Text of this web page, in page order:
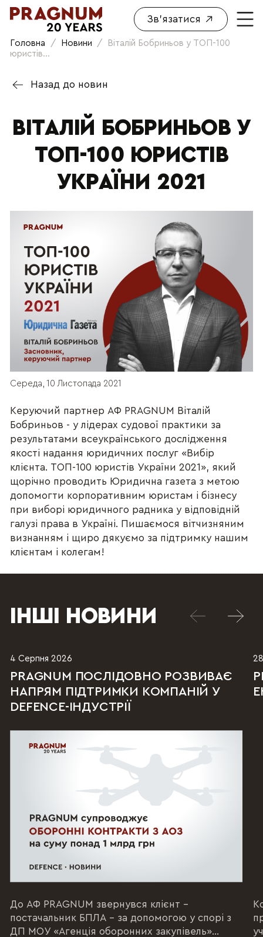
Зв'язатися
Головна / Новини /
Віталій Бобриньов у ТОП-100
юристів...
Назад до новин
ВІТАЛІЙ БОБРИНЬОВ У
ТОП-100 ЮРИСТІВ
УКРАЇНИ 2021
Середа, 10 Листопада 2021
Керуючий партнер АФ PRAGNUM Віталій
Бобриньов - у лідерах судової практики за
результатами всеукраїнського дослідження
якості надання юридичних послуг «Вибір
клієнта. ТОП-100 юристів України 2021», який
щорічно проводить Юридична газета з метою
допомогти корпоративним юристам і бізнесу
при виборі юридичного радника у відповідній
галузі права в Україні. Пишаємося вітчизняним
визнанням і щиро дякуємо за підтримку нашим
клієнтам і колегам!
ІНШІ НОВИНИ
4 Серпня 2026
PRAGNUM ПОСЛІДОВНО РОЗВИВАЄ
НАПРЯМ ПІДТРИМКИ КОМПАНІЙ У
DEFENCE-ІНДУСТРІЇ
До АФ PRAGNUM звернувся клієнт –
постачальник БПЛА – за допомогою у спорі з
ДП МОУ «Агенція оборонних закупівель»